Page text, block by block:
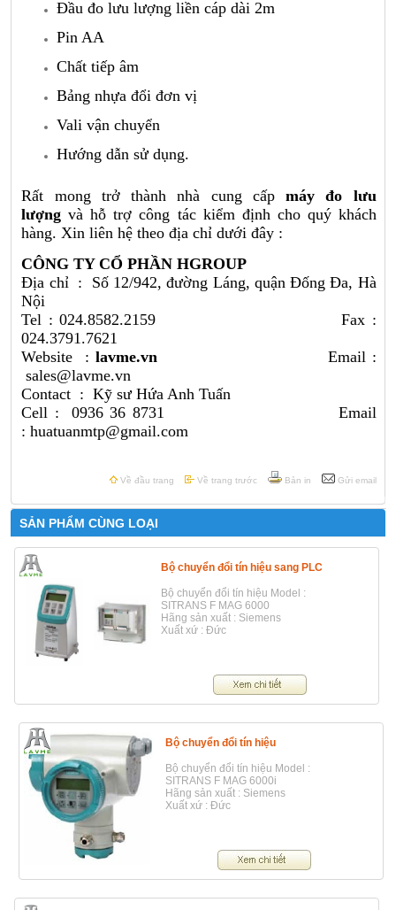
Đầu đo lưu lượng liền cáp dài 2m
Pin AA
Chất tiếp âm
Bảng nhựa đổi đơn vị
Vali vận chuyển
Hướng dẫn sử dụng.
Rất mong trở thành nhà cung cấpmáy đo lưu
lượngvà hỗ trợ công tác kiểm định cho quý khách
hàng. Xin liên hệ theo địa chỉ dưới đây :
CÔNG TY CỔ PHẦN HGROUP
Địa chỉ : Số 12/942, đường Láng, quận Đống Đa, Hà
Nội
Tel : 024.8582.2159 Fax :
024.3791.7621
Website : lavme.vn Email :
sales@lavme.vn
Contact : Kỹ sư Hứa Anh Tuấn
Cell : 0936 36 8731 Email
: huatuanmtp@gmail.com
Về đầu trang Về trang trước Bản in Gửi email
SẢN PHẨM CÙNG LOẠI
Bộ chuyển đổi tín hiệu sang PLC
Bộ chuyển đổi tín hiệu Model :
SITRANS F MAG 6000
Hãng sản xuất : Siemens
Xuất xứ : Đức
Bộ chuyển đổi tín hiệu
Bộ chuyển đổi tín hiệu Model :
SITRANS F MAG 6000i
Hãng sản xuất : Siemens
Xuất xứ : Đức